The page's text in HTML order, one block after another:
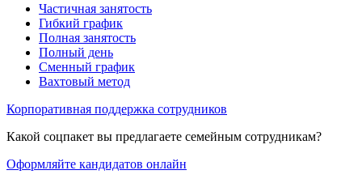
Частичная занятость
Гибкий график
Полная занятость
Полный день
Сменный график
Вахтовый метод
Корпоративная поддержка сотрудников
Какой соцпакет вы предлагаете семейным сотрудникам?
Оформляйте кандидатов онлайн